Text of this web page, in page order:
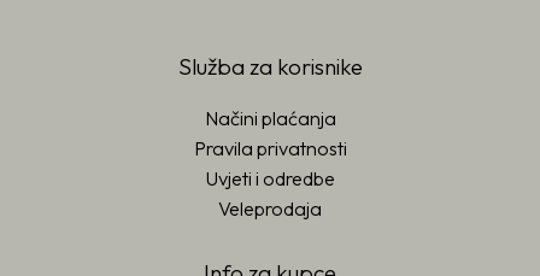
Služba za korisnike
Načini plaćanja
Pravila privatnosti
Uvjeti i odredbe
Veleprodaja